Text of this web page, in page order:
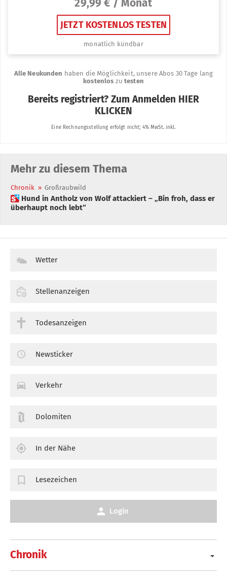
Mehr zu diesem Thema
Chronik » Großraubwild
 Hund in Antholz von Wolf attackiert – „Bin froh, dass er
überhaupt noch lebt“
Chronik
Wetter
Stellenanzeigen
Todesanzeigen
Newsticker
Verkehr
Dolomiten
In der Nähe
Lesezeichen
Login